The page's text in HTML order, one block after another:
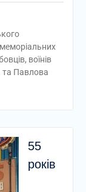
воїнів
Павлова
55
років